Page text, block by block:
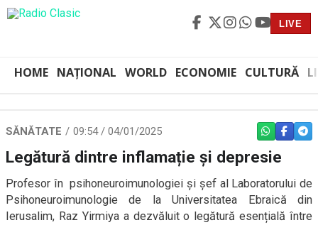
LIVE
HOME NAȚIONAL WORLD ECONOMIE CULTURĂ
SĂNĂTATE 09:54 / 04/01/2025 WHATSAPP
Legătură dintre inflamație și depresie
Profesor în psihoneuroimunologiei și șef al Laboratorului de
Psihoneuroimunologie de la Universitatea Ebraică din
Ierusalim, Raz Yirmiya a dezvăluit o legătură esențială între